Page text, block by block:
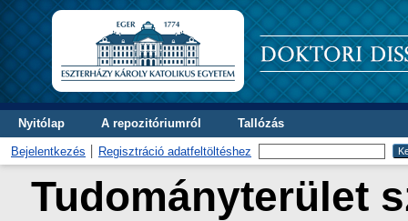
Nyitólap A repozitóriumról Tallózás
Bejelentkezés Regisztráció adatfeltöltéshez
Tudományterület